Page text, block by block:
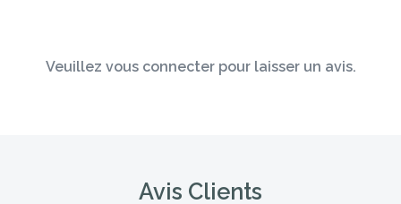
Veuillez vous connecter pour laisser un avis.
Avis Clients